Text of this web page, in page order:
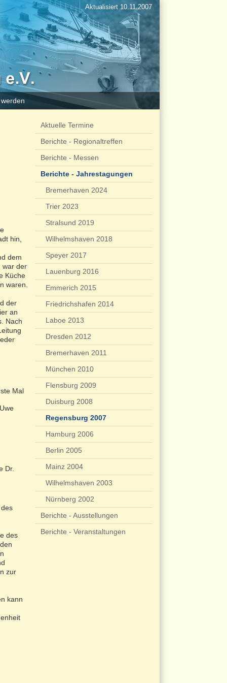
Aktualisiert 10.11.2007
hin,
dem
war der
Küche
waren.
der
an
Nach
Mal
Dr.
des
zur
kann
Aktuelle Termine
Berichte - Regionaltreffen
Berichte - Messen
Berichte - Jahrestagungen
Bremerhaven 2024
Trier 2023
Stralsund 2019
Wilhelmshaven 2018
Speyer 2017
Lauenburg 2016
Emmerich 2015
Friedrichshafen 2014
Laboe 2013
Dresden 2012
Bremerhaven 2011
München 2010
Flensburg 2009
Duisburg 2008
Regensburg 2007
Hamburg 2006
Berlin 2005
Mainz 2004
Wilhelmshaven 2003
Nürnberg 2002
Berichte - Ausstellungen
Berichte - Veranstaltungen